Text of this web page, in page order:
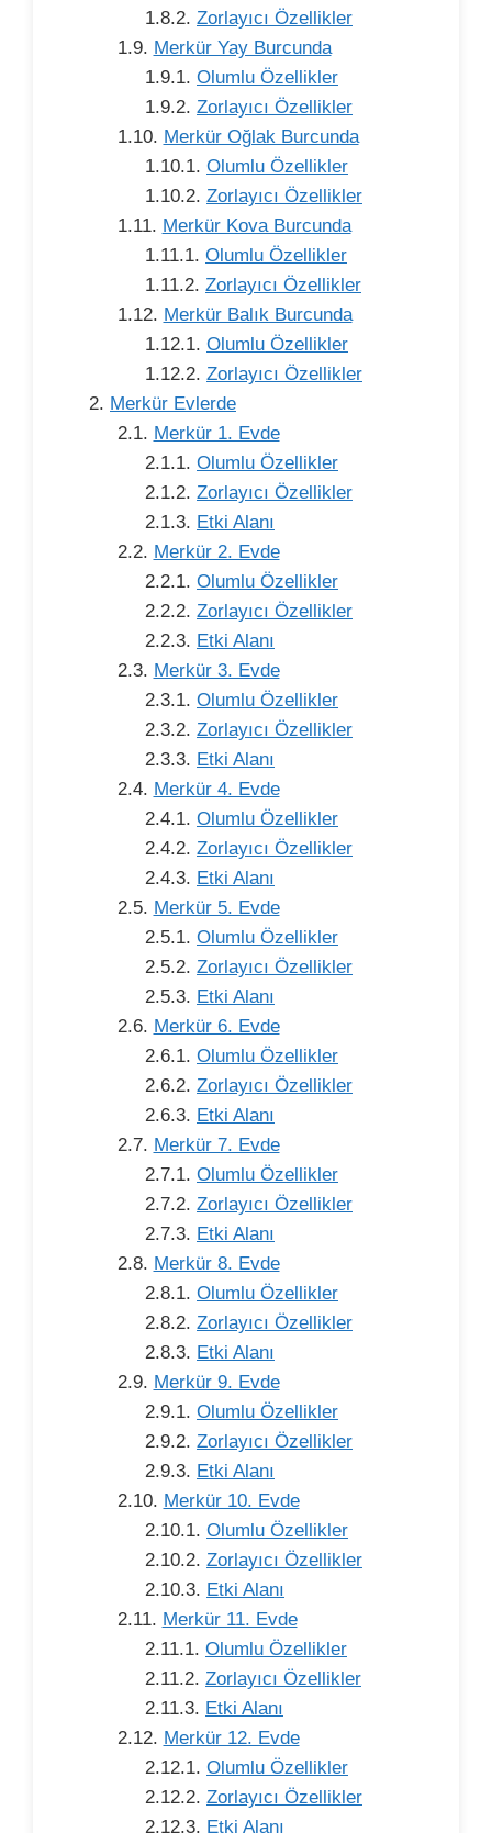
Zorlayıcı Özellikler
Merkür Yay Burcunda
Olumlu Özellikler
Zorlayıcı Özellikler
Merkür Oğlak Burcunda
Olumlu Özellikler
Zorlayıcı Özellikler
Merkür Kova Burcunda
Olumlu Özellikler
Zorlayıcı Özellikler
Merkür Balık Burcunda
Olumlu Özellikler
Zorlayıcı Özellikler
Merkür Evlerde
Merkür 1. Evde
Olumlu Özellikler
Zorlayıcı Özellikler
Etki Alanı
Merkür 2. Evde
Olumlu Özellikler
Zorlayıcı Özellikler
Etki Alanı
Merkür 3. Evde
Olumlu Özellikler
Zorlayıcı Özellikler
Etki Alanı
Merkür 4. Evde
Olumlu Özellikler
Zorlayıcı Özellikler
Etki Alanı
Merkür 5. Evde
Olumlu Özellikler
Zorlayıcı Özellikler
Etki Alanı
Merkür 6. Evde
Olumlu Özellikler
Zorlayıcı Özellikler
Etki Alanı
Merkür 7. Evde
Olumlu Özellikler
Zorlayıcı Özellikler
Etki Alanı
Merkür 8. Evde
Olumlu Özellikler
Zorlayıcı Özellikler
Etki Alanı
Merkür 9. Evde
Olumlu Özellikler
Zorlayıcı Özellikler
Etki Alanı
Merkür 10. Evde
Olumlu Özellikler
Zorlayıcı Özellikler
Etki Alanı
Merkür 11. Evde
Olumlu Özellikler
Zorlayıcı Özellikler
Etki Alanı
Merkür 12. Evde
Olumlu Özellikler
Zorlayıcı Özellikler
Etki Alanı